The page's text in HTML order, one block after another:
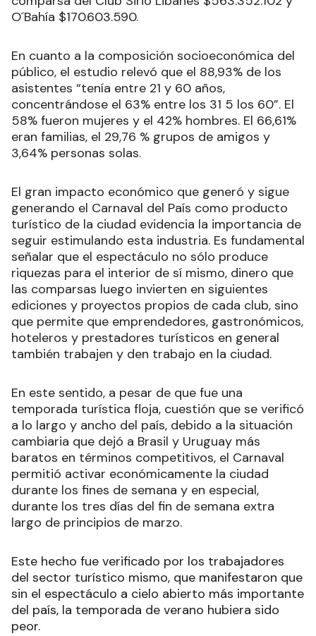
O´Bahía $170.603.590.
En cuanto a la composición socioeconómica del
público, el estudio relevó que el 88,93% de los
asistentes “tenía entre 21 y 60 años,
concentrándose el 63% entre los 31 5 los 60”. El
58% fueron mujeres y el 42% hombres. El 66,61%
eran familias, el 29,76 % grupos de amigos y
3,64% personas solas.
El gran impacto económico que generó y sigue
generando el Carnaval del País como producto
turístico de la ciudad evidencia la importancia de
seguir estimulando esta industria. Es fundamental
señalar que el espectáculo no sólo produce
riquezas para el interior de sí mismo, dinero que
las comparsas luego invierten en siguientes
ediciones y proyectos propios de cada club, sino
que permite que emprendedores, gastronómicos,
hoteleros y prestadores turísticos en general
también trabajen y den trabajo en la ciudad.
En este sentido, a pesar de que fue una
temporada turística floja, cuestión que se verificó
a lo largo y ancho del país, debido a la situación
cambiaria que dejó a Brasil y Uruguay más
baratos en términos competitivos, el Carnaval
permitió activar económicamente la ciudad
durante los fines de semana y en especial,
durante los tres días del fin de semana extra
largo de principios de marzo.
Este hecho fue verificado por los trabajadores
del sector turístico mismo, que manifestaron que
sin el espectáculo a cielo abierto más importante
del país, la temporada de verano hubiera sido
peor.